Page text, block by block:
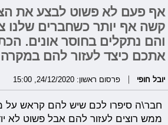
אף פעם לא פשוט לבצע את
קשה אף יותר כשחברים שלנו
והם נתקלים בחוסר אונים.
אתכם כיצד לעזור להם במקרה
יובל חופי פרסום ראשון: 24/12/2020, 15:00
חבר\ה סיפרו לכם שיש להם קראש על
ממש רוצים לעזור להם אבל פשוט לא